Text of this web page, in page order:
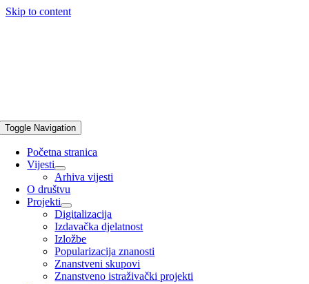
Skip to content
Toggle Navigation
Početna stranica
Vijesti
Arhiva vijesti
O društvu
Projekti
Digitalizacija
Izdavačka djelatnost
Izložbe
Popularizacija znanosti
Znanstveni skupovi
Znanstveno istraživački projekti